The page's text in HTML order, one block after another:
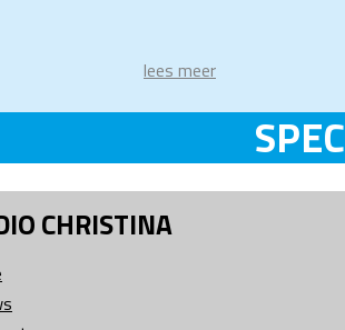
lees meer
CHRISTINA